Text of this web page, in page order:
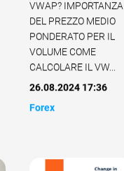
VWAP? IMPORTANZA
DEL PREZZO MEDIO
PONDERATO PER IL
VOLUME COME
CALCOLARE IL VW...
26.08.2024 17:36
Forex